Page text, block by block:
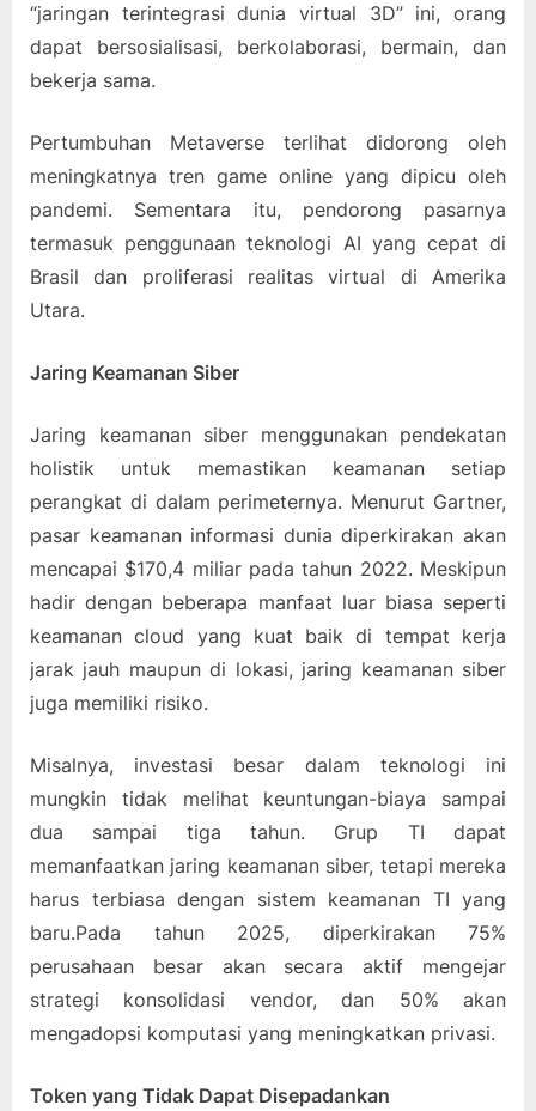
“jaringan terintegrasi dunia virtual 3D” ini, orang
dapat bersosialisasi, berkolaborasi, bermain, dan
bekerja sama.
Pertumbuhan Metaverse terlihat didorong oleh
meningkatnya tren game online yang dipicu oleh
pandemi. Sementara itu, pendorong pasarnya
termasuk penggunaan teknologi AI yang cepat di
Brasil dan proliferasi realitas virtual di Amerika
Utara.
Jaring Keamanan Siber
Jaring keamanan siber menggunakan pendekatan
holistik untuk memastikan keamanan setiap
perangkat di dalam perimeternya. Menurut Gartner,
pasar keamanan informasi dunia diperkirakan akan
mencapai $170,4 miliar pada tahun 2022. Meskipun
hadir dengan beberapa manfaat luar biasa seperti
keamanan cloud yang kuat baik di tempat kerja
jarak jauh maupun di lokasi, jaring keamanan siber
juga memiliki risiko.
Misalnya, investasi besar dalam teknologi ini
mungkin tidak melihat keuntungan-biaya sampai
dua sampai tiga tahun. Grup TI dapat
memanfaatkan jaring keamanan siber, tetapi mereka
harus terbiasa dengan sistem keamanan TI yang
baru.Pada tahun 2025, diperkirakan 75%
perusahaan besar akan secara aktif mengejar
strategi konsolidasi vendor, dan 50% akan
mengadopsi komputasi yang meningkatkan privasi.
Token yang Tidak Dapat Disepadankan